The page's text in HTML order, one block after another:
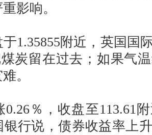
影响。
附近，英国国
炭留在过去；如果气
。
％，收盘至113.61附
银行说，债券收益率上